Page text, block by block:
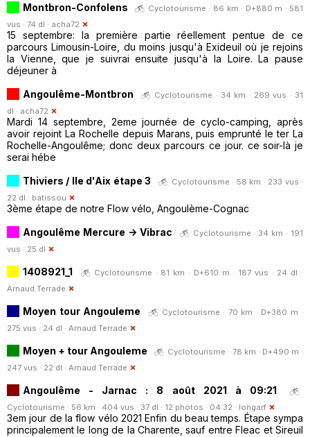
Montbron-Confolens
Cyclotourisme · 86 km · D+880 m · 581
vus · 74 dl · acha72
15 septembre: la première partie réellement pentue de ce
parcours Limousin-Loire, du moins jusqu'à Exideuil où je rejoins
la Vienne, que je suivrai ensuite jusqu'à la Loire. La pause
déjeuner à
Angoulême-Montbron
Cyclotourisme · 34 km · 269 vus · 31
dl · acha72
Mardi 14 septembre, 2eme journée de cyclo-camping, après
avoir rejoint La Rochelle depuis Marans, puis emprunté le ter La
Rochelle-Angoulême; donc deux parcours ce jour. ce soir-là je
serai hébe
Thiviers / Ile d'Aix étape 3
Cyclotourisme · 58 km · 233 vus ·
22 dl · batissou
3ème étape de notre Flow vélo, Angoulème-Cognac
Angoulême Mercure -> Vibrac
Cyclotourisme · 34 km · 191
vus · 25 dl
1408921_1
Cyclotourisme · 81 km · D+610 m · 187 vus · 24 dl ·
Arnaud.Terrade
Moyen tour Angouleme
Cyclotourisme · 70 km · D+380 m ·
275 vus · 24 dl · Arnaud.Terrade
Moyen + tour Angouleme
Cyclotourisme · 78 km · D+490 m ·
247 vus · 22 dl · Arnaud.Terrade
Angoulême - Jarnac : 8 août 2021 à 09:21
Cyclotourisme · 56 km · 404 vus · 37 dl · 12 photos · 04:32 · longarf
3em jour de la flow vélo 2021 Enfin du beau temps. Étape sympa
principalement le long de la Charente, sauf entre Fleac et Sireuil